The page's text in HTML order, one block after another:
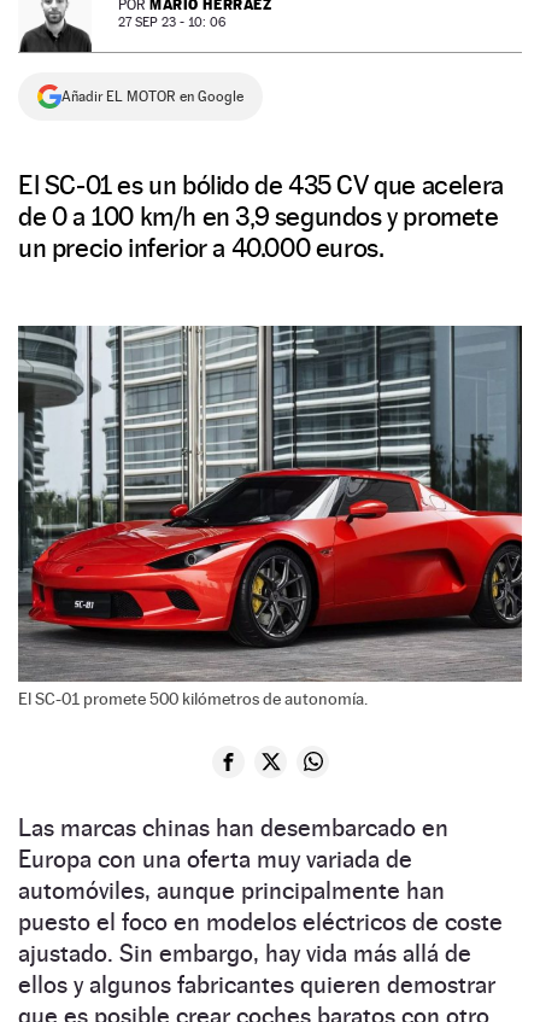
NEWSLETTER
SÍGUENOS
POR MARIO HERRÁEZ
27 SEP 23 - 10: 06
Añadir EL MOTOR en Google
El SC-01 es un bólido de 435 CV que acelera
de 0 a 100 km/h en 3,9 segundos y promete
un precio inferior a 40.000 euros.
El SC-01 promete 500 kilómetros de autonomía.
Las marcas chinas han desembarcado en
Europa con una oferta muy variada de
automóviles, aunque principalmente han
puesto el foco en modelos eléctricos de coste
ajustado. Sin embargo, hay vida más allá de
ellos y algunos fabricantes quieren demostrar
que es posible crear coches baratos con otro